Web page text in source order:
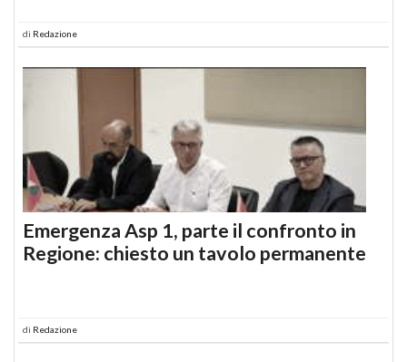
di Redazione
Emergenza Asp 1, parte il confronto in
Regione: chiesto un tavolo permanente
di Redazione